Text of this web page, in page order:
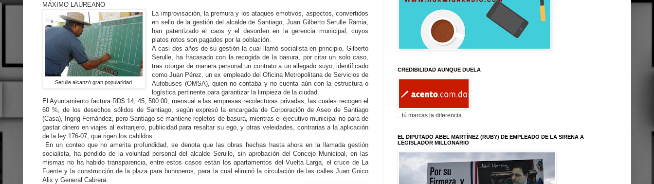
MÁXIMO LAUREANO
Serulle alcanzó gran popularidad.
La improvisación, la premura y los ataques emotivos, aspectos, convertidos
en sello de la gestión del alcalde de Santiago, Juan Gilberto Serulle Ramia,
han patentizado el caos y el desorden en la gerencia municipal, cuyos
platos rotos son pagados por la población.
A casi dos años de su gestión la cual llamó socialista en principio, Gilberto
Serulle, ha fracasado con la recogida de la basura, por citar un solo caso,
tras otorgar de manera personal un contrato a un allegado suyo, identificado
como Juan Pérez, un ex empleado del Oficina Metropolitana de Servicios de
Autobuses (OMSA), quien no contaba y no cuenta aún con la estructura o
logística pertinente para garantizar la limpieza de la ciudad.
El Ayuntamiento factura RD$ 14, 45, 500.00, mensual a las empresas recolectoras privadas, las cuales recogen el
60 %, de los desechos sólidos de Santiago, según expresó la encargada de Corporación de Aseo de Santiago
(Casa), Ingrig Fernández, pero Santiago se mantiene repletos de basura, mientras el ejecutivo municipal no para de
gastar dinero en viajes al extranjero, publicidad para resaltar su ego, y otras veleidades, contrarias a la aplicación
de la ley 176-07, que rigen los cabildos.
En un conteo que no amerita profundidad, se denota que las obras hechas hasta ahora en la llamada gestión
socialista, ha pendido de la voluntad personal del alcalde Serulle, sin aprobación del Concejo Municipal, en las
mismas no ha habido transparencia, entre estos casos están los apartamentos del Vuelta Larga, el cruce de La
Fuente y la construcción de la plaza para buhoneros, para la cual eliminó la circulación de las calles Juan Goico
Alix y General Cabrera.
CREDIBILIDAD AUNQUE DUELA
...tú marcas la diferencia.
EL DIPUTADO ABEL MARTÍNEZ (RUBY) DE EMPLEADO DE LA SIRENA A
LEGISLADOR MILLONARIO